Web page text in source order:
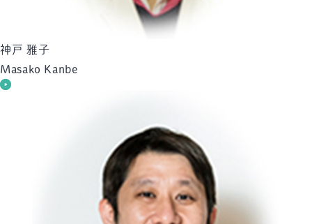
神戸 雅子
Masako Kanbe